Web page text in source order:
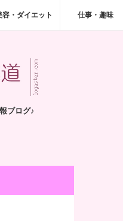
容・ダイエット 仕事・趣味
ブログ♪